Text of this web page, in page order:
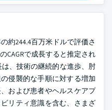
約244.4百万米ドルで評価さ
CAGRで成長すると推定され
、技術の継続的な進歩、肘
侵襲的な手順に対する増加
および患者やヘルスケアプ
リティ意識を含む、さまざ